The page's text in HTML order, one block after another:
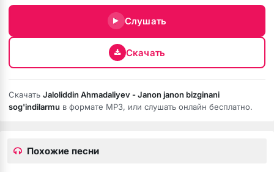
Слушать
Скачать
Скачать Jaloliddin Ahmadaliyev - Janon janon bizginani
sog'indilarmu в формате MP3, или слушать онлайн бесплатно.
Похожие песни